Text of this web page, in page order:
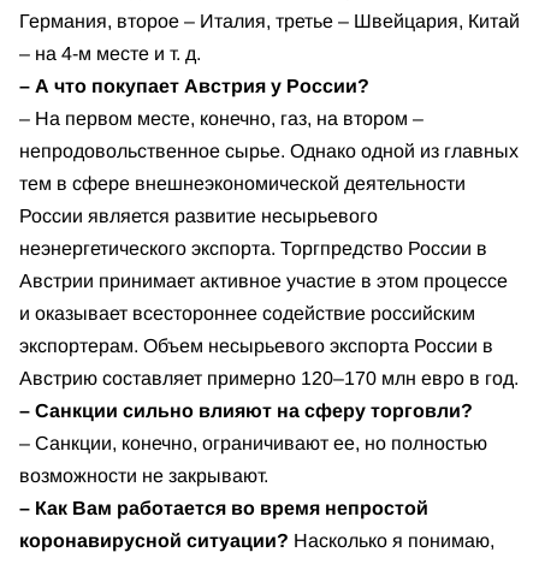
Германия, второе – Италия, третье – Швейцария, Китай
– на 4-м месте и т. д.
– А что покупает Австрия у России?
– На первом месте, конечно, газ, на втором –
непродовольственное сырье. Однако одной из главных
тем в сфере внешнеэкономической деятельности
России является развитие несырьевого
неэнергетического экспорта. Торгпредство России в
Австрии принимает активное участие в этом процессе
и оказывает всестороннее содействие российским
экспортерам. Объем несырьевого экспорта России в
Австрию составляет примерно 120–170 млн евро в год.
– Санкции сильно влияют на сферу торговли?
– Санкции, конечно, ограничивают ее, но полностью
возможности не закрывают.
– Как Вам работается во время непростой
коронавирусной ситуации? Насколько я понимаю,